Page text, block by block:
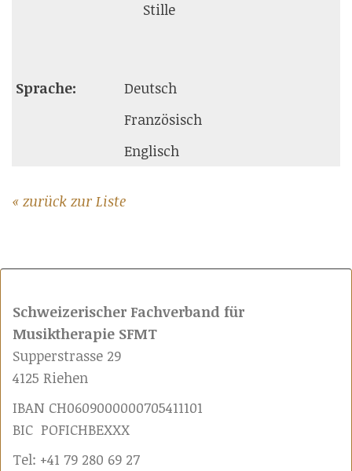
Stille
Sprache:
Deutsch
Französisch
Englisch
« zurück zur Liste
Schweizerischer Fachverband für
Musiktherapie SFMT
Supperstrasse 29
4125 Riehen
IBAN CH0609000000705411101
BIC POFICHBEXXX
Tel: +41 79 280 69 27